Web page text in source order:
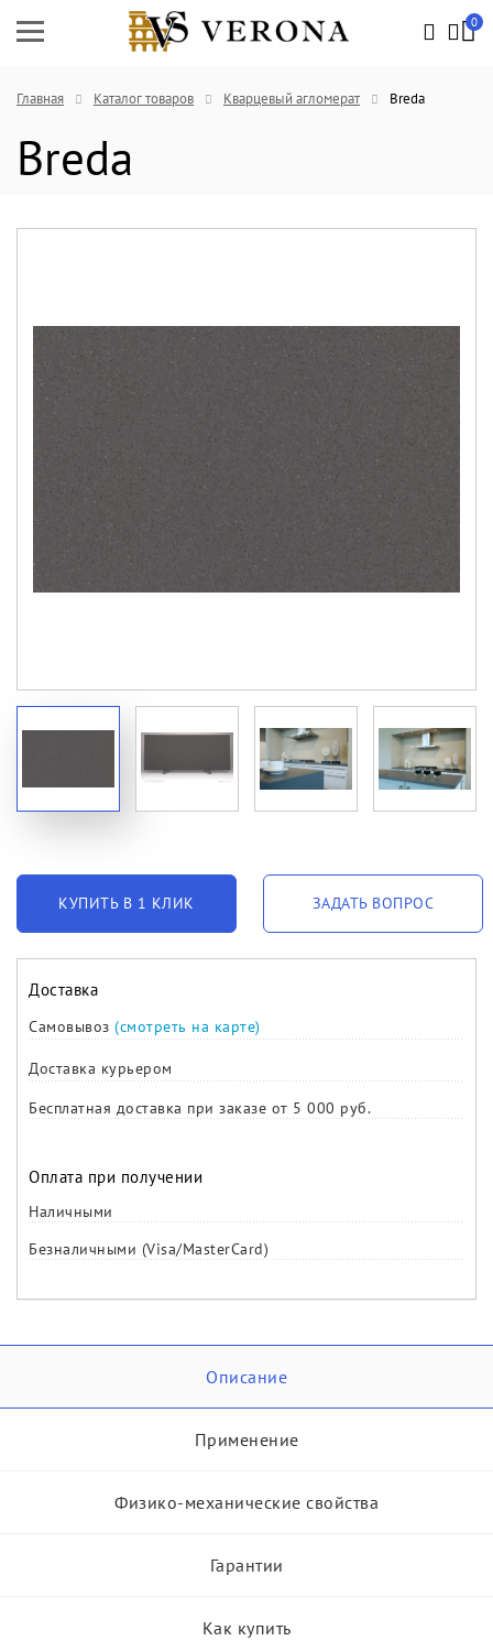
0
Главная Каталог товаров Кварцевый агломерат Breda
Breda
КУПИТЬ В 1 КЛИК ЗАДАТЬ ВОПРОС
Доставка
Самовывоз (смотреть на карте)
Доставка курьером
Бесплатная доставка при заказе от 5 000 руб.
Оплата при получении
Наличными
Безналичными (Visa/MasterCard)
Описание
Применение
Физико-механические свойства
Гарантии
Как купить